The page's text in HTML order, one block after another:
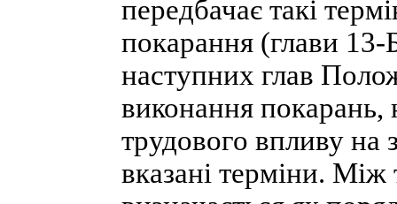
передбачає такі
покарання (глави
наступних глав
виконання покарань,
трудового впливу на
вказані терміни.